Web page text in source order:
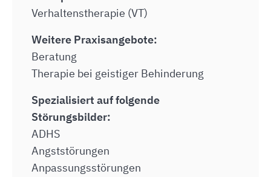
Verhaltenstherapie (VT)
Weitere Praxisangebote:
Beratung
Therapie bei geistiger Behinderung
Spezialisiert auf folgende
Störungsbilder:
ADHS
Angststörungen
Anpassungsstörungen